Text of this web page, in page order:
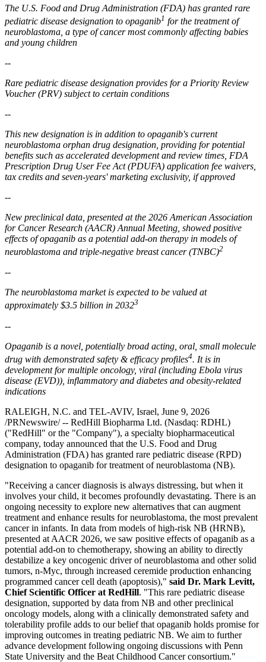
The U.S. Food and Drug Administration (FDA) has granted rare
pediatric disease designation to opaganib1 for the treatment of
neuroblastoma, a type of cancer most commonly affecting babies
and young children
--
Rare pediatric disease designation provides for a Priority Review
Voucher (PRV) subject to certain conditions
--
This new designation is in addition to opaganib's current
neuroblastoma orphan drug designation, providing for potential
benefits such as accelerated development and review times, FDA
Prescription Drug User Fee Act (PDUFA) application fee waivers,
tax credits and seven-years' marketing exclusivity, if approved
--
New preclinical data, presented at the 2026 American Association
for Cancer Research (AACR) Annual Meeting, showed positive
effects of opaganib as a potential add-on therapy in models of
neuroblastoma and triple-negative breast cancer (TNBC)2
--
The neuroblastoma market is expected to be valued at
approximately $3.5 billion in 20323
--
Opaganib is a novel, potentially broad acting, oral, small molecule
drug with demonstrated safety & efficacy profiles4. It is in
development for multiple oncology, viral (including Ebola virus
disease (EVD)), inflammatory and diabetes and obesity-related
indications
RALEIGH, N.C. and TEL-AVIV, Israel, June 9, 2026
/PRNewswire/ -- RedHill Biopharma Ltd. (Nasdaq: RDHL)
("RedHill" or the "Company"), a specialty biopharmaceutical
company, today announced that the U.S. Food and Drug
Administration (FDA) has granted rare pediatric disease (RPD)
designation to opaganib for treatment of neuroblastoma (NB).
"Receiving a cancer diagnosis is always distressing, but when it
involves your child, it becomes profoundly devastating. There is an
ongoing necessity to explore new alternatives that can augment
treatment and enhance results for neuroblastoma, the most prevalent
cancer in infants. In data from models of high-risk NB (HRNB),
presented at AACR 2026, we saw positive effects of opaganib as a
potential add-on to chemotherapy, showing an ability to directly
destabilize a key oncogenic driver of neuroblastoma and other solid
tumors, n-Myc, through increased ceremide production enhancing
programmed cancer cell death (apoptosis)," said Dr. Mark Levitt,
Chief Scientific Officer at RedHill. "This rare pediatric disease
designation, supported by data from NB and other preclinical
oncology models, along with a clinically demonstrated safety and
tolerability profile adds to our belief that opaganib holds promise for
improving outcomes in treating pediatric NB. We aim to further
advance development following ongoing discussions with Penn
State University and the Beat Childhood Cancer consortium."